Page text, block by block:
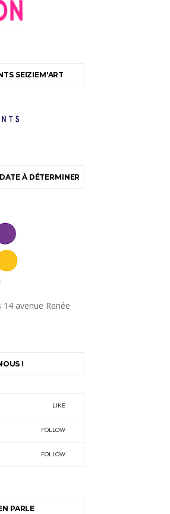
SEIZIEM'ART
À DÉTERMINER
avenue Renée
!
LIKE
FOLLOW
FOLLOW
PARLE